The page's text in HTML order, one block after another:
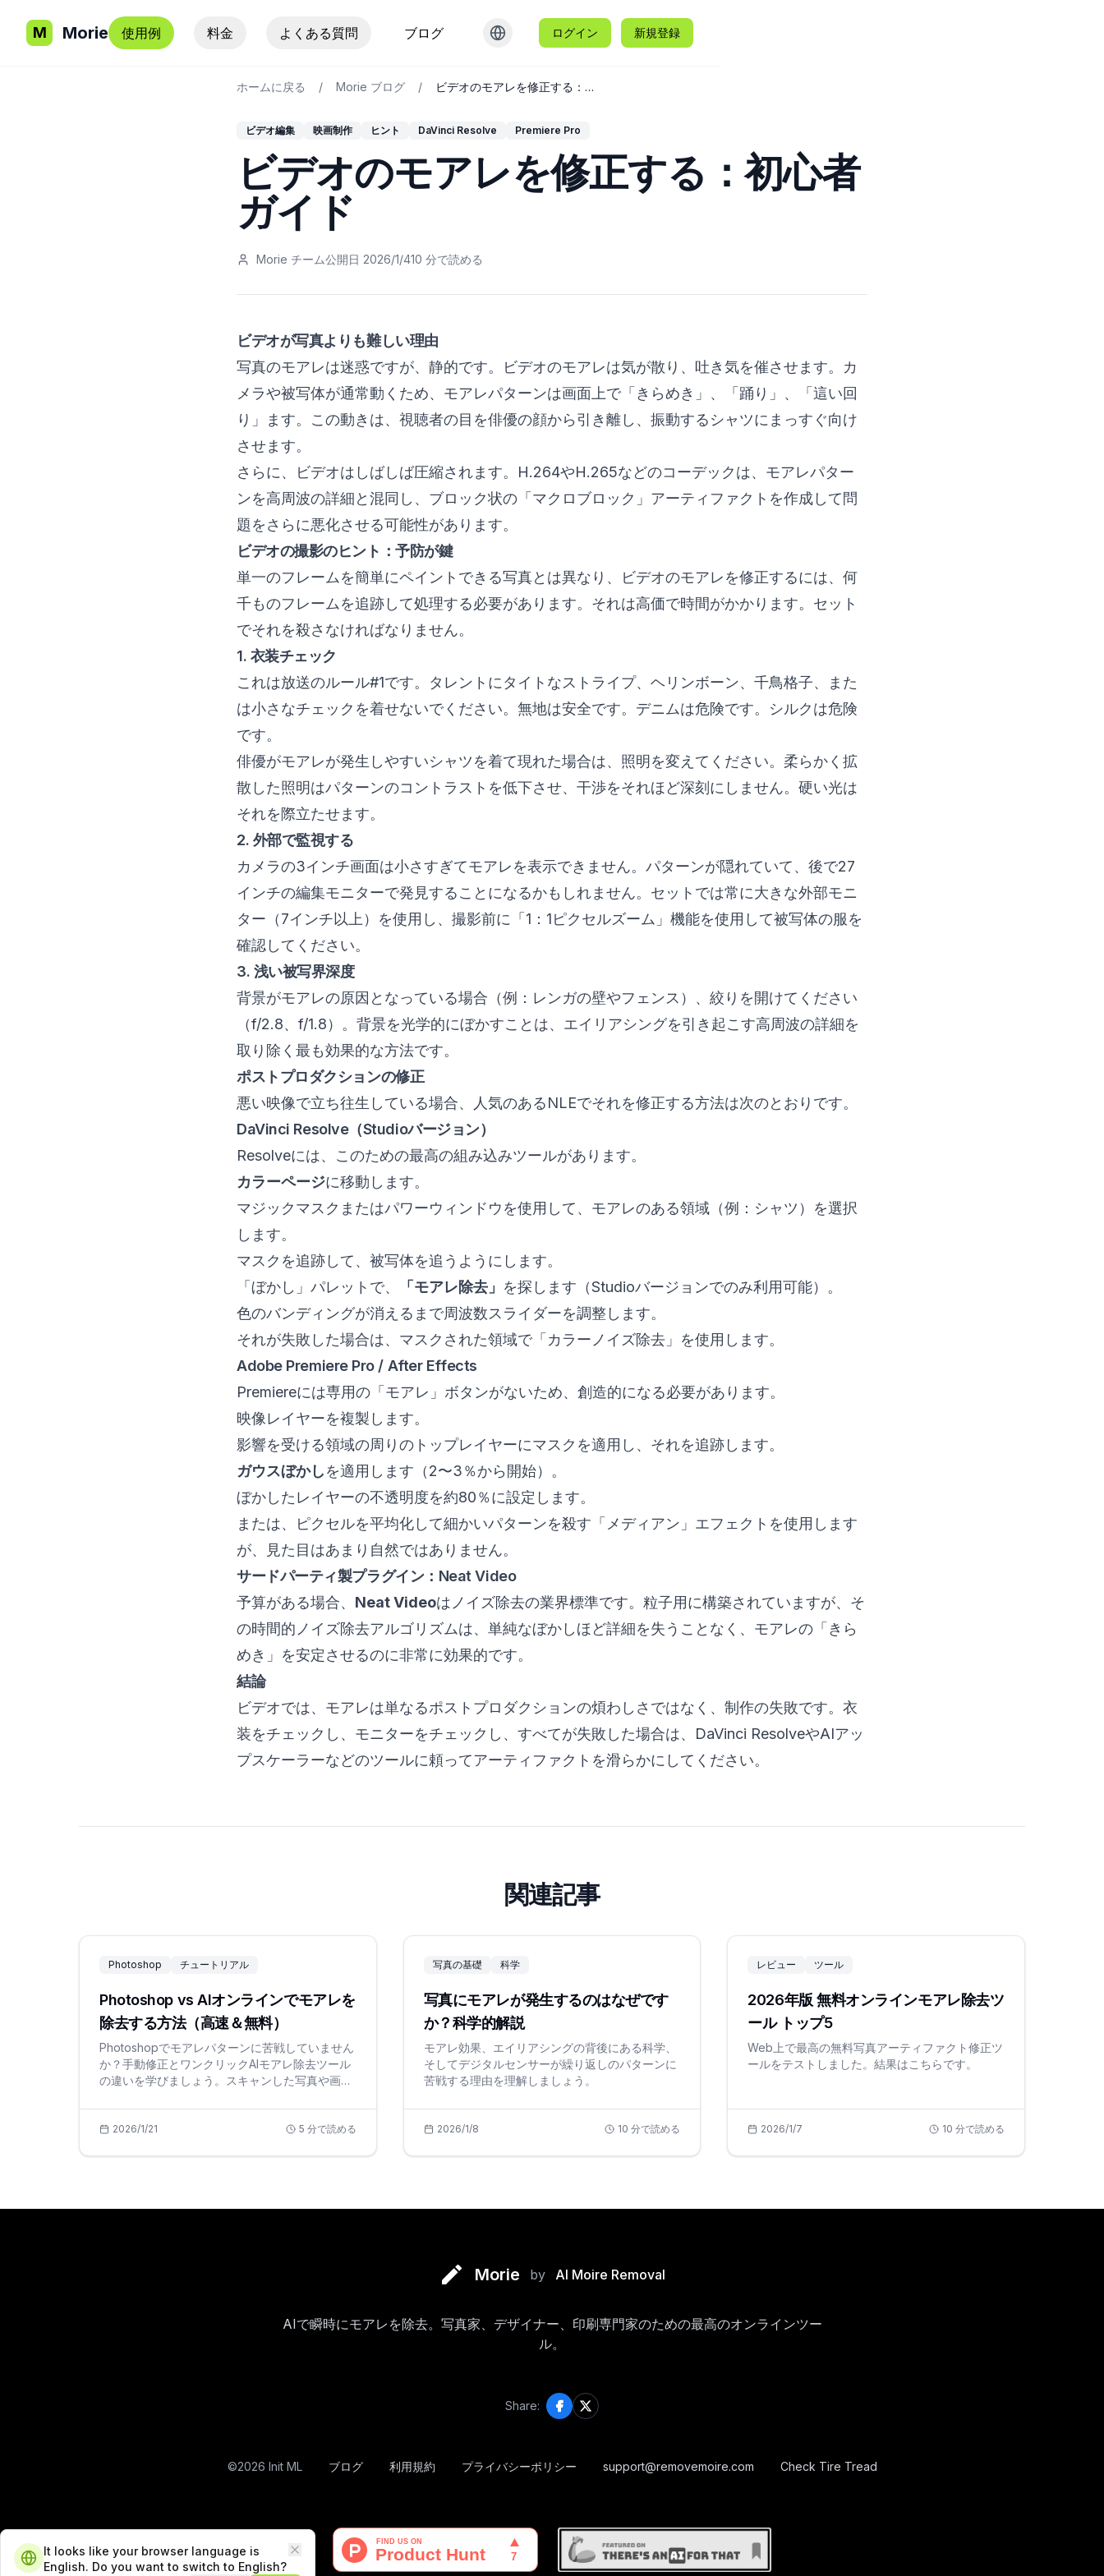
M Morie 使用例 料金 よくある質問 ブログ ログイン 新規登録
ホームに戻る / Morie ブログ / ビデオのモアレを修正する：初心者ガイド
ビデオ編集 映画制作 ヒント DaVinci Resolve Premiere Pro
ビデオのモアレを修正する：初心者
ガイド
Morie チーム公開日 2026/1/410 分で読める
ビデオが写真よりも難しい理由
写真のモアレは迷惑ですが、静的です。ビデオのモアレは気が散り、吐き気を催させます。カ
メラや被写体が通常動くため、モアレパターンは画面上で「きらめき」、「踊り」、「這い回
り」ます。この動きは、視聴者の目を俳優の顔から引き離し、振動するシャツにまっすぐ向け
させます。
さらに、ビデオはしばしば圧縮されます。H.264やH.265などのコーデックは、モアレパター
ンを高周波の詳細と混同し、ブロック状の「マクロブロック」アーティファクトを作成して問
題をさらに悪化させる可能性があります。
ビデオの撮影のヒント：予防が鍵
単一のフレームを簡単にペイントできる写真とは異なり、ビデオのモアレを修正するには、何
千ものフレームを追跡して処理する必要があります。それは高価で時間がかかります。セット
でそれを殺さなければなりません。
1. 衣装チェック
これは放送のルール#1です。タレントにタイトなストライプ、ヘリンボーン、千鳥格子、また
は小さなチェックを着せないでください。無地は安全です。デニムは危険です。シルクは危険
です。
俳優がモアレが発生しやすいシャツを着て現れた場合は、照明を変えてください。柔らかく拡
散した照明はパターンのコントラストを低下させ、干渉をそれほど深刻にしません。硬い光は
それを際立たせます。
2. 外部で監視する
カメラの3インチ画面は小さすぎてモアレを表示できません。パターンが隠れていて、後で27
インチの編集モニターで発見することになるかもしれません。セットでは常に大きな外部モニ
ター（7インチ以上）を使用し、撮影前に「1：1ピクセルズーム」機能を使用して被写体の服を
確認してください。
3. 浅い被写界深度
背景がモアレの原因となっている場合（例：レンガの壁やフェンス）、絞りを開けてください
（f/2.8、f/1.8）。背景を光学的にぼかすことは、エイリアシングを引き起こす高周波の詳細を
取り除く最も効果的な方法です。
ポストプロダクションの修正
悪い映像で立ち往生している場合、人気のあるNLEでそれを修正する方法は次のとおりです。
DaVinci Resolve（Studioバージョン）
Resolveには、このための最高の組み込みツールがあります。
カラーページに移動します。
マジックマスクまたはパワーウィンドウを使用して、モアレのある領域（例：シャツ）を選択
します。
マスクを追跡して、被写体を追うようにします。
「ぼかし」パレットで、
「モアレ除去」 を探します（Studioバージョンでのみ利用可能）。
色のバンディングが消えるまで周波数スライダーを調整します。
それが失敗した場合は、マスクされた領域で「カラーノイズ除去」を使用します。
Adobe Premiere Pro / After Effects
Premiereには専用の「モアレ」ボタンがないため、創造的になる必要があります。
映像レイヤーを複製します。
影響を受ける領域の周りのトップレイヤーにマスクを適用し、それを追跡します。
ガウスぼかしを適用します（2〜3％から開始）。
ぼかしたレイヤーの不透明度を約80％に設定します。
または、ピクセルを平均化して細かいパターンを殺す「メディアン」エフェクトを使用します
が、見た目はあまり自然ではありません。
サードパーティ製プラグイン：Neat Video
予算がある場合、 Neat Videoはノイズ除去の業界標準です。粒子用に構築されていますが、そ
の時間的ノイズ除去アルゴリズムは、単純なぼかしほど詳細を失うことなく、モアレの「きら
めき」を安定させるのに非常に効果的です。
結論
ビデオでは、モアレは単なるポストプロダクションの煩わしさではなく、制作の失敗です。衣
装をチェックし、モニターをチェックし、すべてが失敗した場合は、DaVinci ResolveやAIアッ
プスケーラーなどのツールに頼ってアーティファクトを滑らかにしてください。
関連記事
Photoshop チュートリアル
Photoshop vs AIオンラインでモアレを
除去する方法（高速＆無料）
Photoshopでモアレパターンに苦戦していません
か？手動修正とワンクリックAIモアレ除去ツール
の違いを学びましょう。スキャンした写真や画面
約しましょう。
2026/1/21 5 分で読める
写真の基礎 科学
写真にモアレが発生するのはなぜです
か？科学的解説
モアレ効果、エイリアシングの背後にある科学、
そしてデジタルセンサーが繰り返しのパターンに
苦戦する理由を理解しましょう。
2026/1/8 10 分で読める
レビュー ツール
2026年版 無料オンラインモアレ除去ツ
ール トップ5
Web上で最高の無料写真アーティファクト修正ツ
ールをテストしました。結果はこちらです。
2026/1/7 10 分で読める
Morie by AI Moire Removal
AIで瞬時にモアレを除去。写真家、デザイナー、印刷専門家のための最高のオンラインツー
ル。
Share:
©2026 Init ML ブログ 利用規約 プライバシーポリシー support@removemoire.com Check Tire Tread
It looks like your browser language is
English. Do you want to switch to English?